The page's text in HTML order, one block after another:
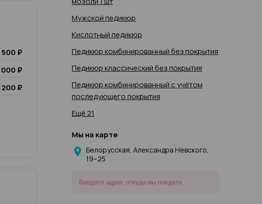
500 ₽
000 ₽
200 ₽
Мужской педикюр
Кислотный педикюр
Педикюр комбинированный без покрытия
Педикюр классический без покрытия
Педикюр комбинированный с учётом
последующего покрытия
Ещё 21
Мы на карте
Белорусская, Александра Невского,
19–25